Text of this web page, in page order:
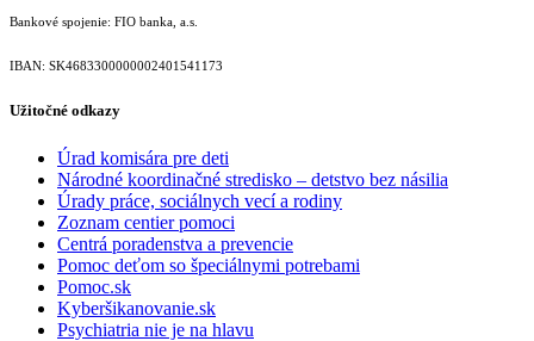
Bankové spojenie: FIO banka, a.s.
IBAN: SK46833000000­02401541173
Užitočné odkazy
Úrad komisára pre deti
Národné koordinačné stredisko – detstvo bez násilia
Úrady práce, sociálnych vecí a rodiny
Zoznam centier pomoci
Centrá poradenstva a prevencie
Pomoc deťom so špeciálnymi potrebami
Pomoc.sk
Kyberšikanovanie.sk
Psychiatria nie je na hlavu